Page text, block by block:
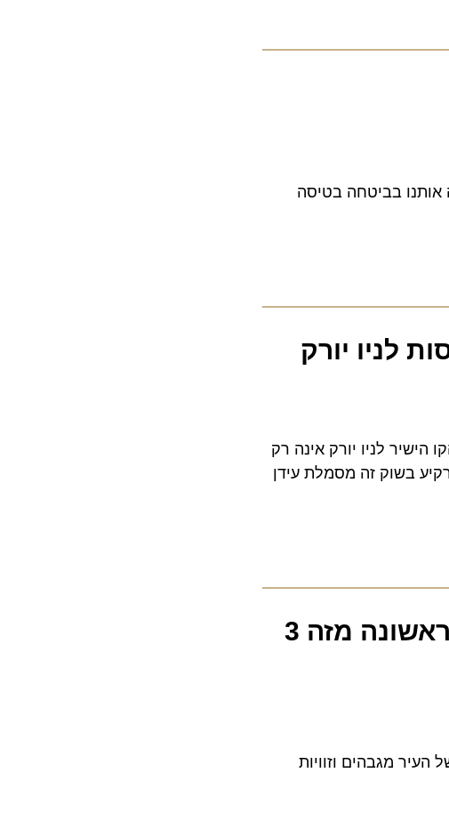
בביטחה בטיסה
יורק
לניו יורק אינה רק
בשוק זה מסמלת עידן
ניו יורק: אטרקציה תיירותית נפתחה מחדש לראשונה מזה 3
מגבהים וזוויות